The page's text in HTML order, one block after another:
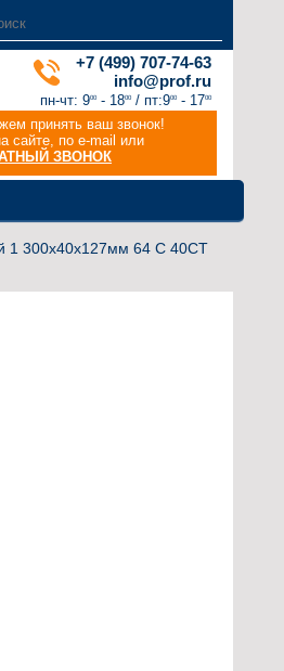
+7 (499) 707-74-63
info@prof.ru
пн-чт: 900 - 1800 / пт:900 - 1700
принять ваш звонок!
сайте, по e-mail или
ЗВОНОК
1 300х40х127мм 64 С 40СТ